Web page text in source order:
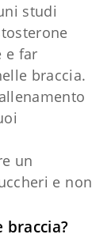
studi
e far
braccia.
un
e non
braccia?